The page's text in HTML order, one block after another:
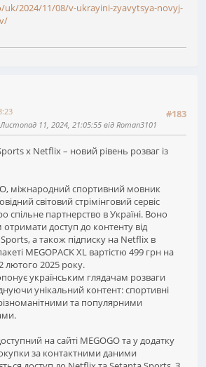
2024/11/08/v-ukrayini-zyavytsya-novyj-
#183
11, 2024, 21:05:55 від Roman3101
x Netflix – новий рівень розваг із
міжнародний спортивний мовник
світовий стрімінговий сервіс
спільне партнерство в Україні. Воно
доступ до контенту від
а також підписку на Netflix в
MEGOPACK XL вартістю 499 грн на
лютого 2025 року.
українським глядачам розваги
унікальний контент: спортивні
та популярними
на сайті MEGOGO та у додатку
за контактними даними